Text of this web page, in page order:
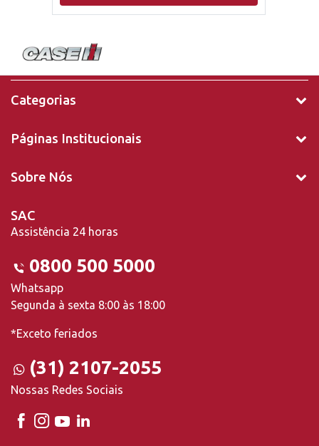
Categorias
Páginas Institucionais
Sobre Nós
SAC
Assistência 24 horas
0800 500 5000
Whatsapp
Segunda à sexta 8:00 às 18:00
*Exceto feriados
(31) 2107-2055
Nossas Redes Sociais